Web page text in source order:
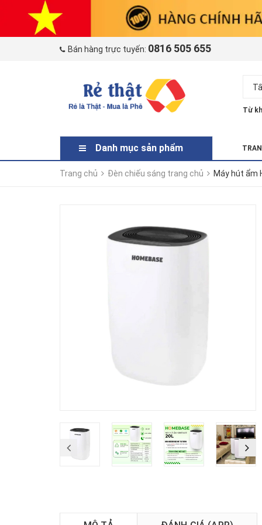
Bán hàng trực tuyến: 0816 505 655
Từ
Danh mục sản phẩm
Trang chủ Đèn chiếu sáng trang chủ Máy hút ẩm